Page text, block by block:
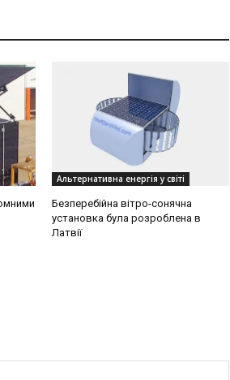
Альтернативна енергія у світі
Безперебійна вітро-сонячна
установка була розроблена в
Латвії